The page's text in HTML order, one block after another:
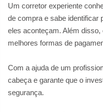
Um corretor experiente
de compra e sabe identificar
eles aconteçam. Além disso,
melhores formas de
Com a ajuda de um
cabeça e garante que o
segurança.